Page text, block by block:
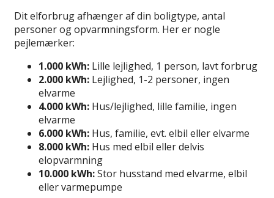
Dit elforbrug afhænger af din boligtype, antal
personer og opvarmningsform. Her er nogle
pejlemærker:
1.000 kWh: Lille lejlighed, 1 person, lavt forbrug
2.000 kWh: Lejlighed, 1-2 personer, ingen
elvarme
4.000 kWh: Hus/lejlighed, lille familie, ingen
elvarme
6.000 kWh: Hus, familie, evt. elbil eller elvarme
8.000 kWh: Hus med elbil eller delvis
elopvarmning
10.000 kWh:Stor husstand med elvarme, elbil
eller varmepumpe